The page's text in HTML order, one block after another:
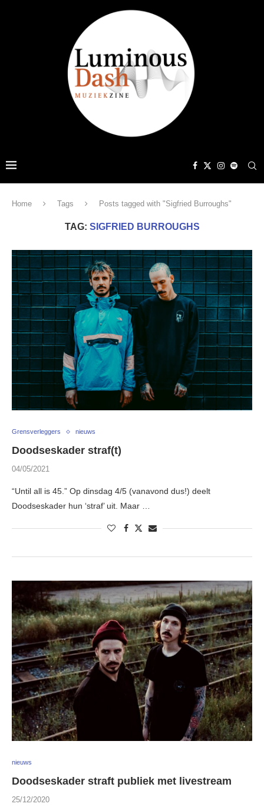
Home Tags Posts tagged with "Sigfried Burroughs"
TAG: SIGFRIED BURROUGHS
Grensverleggers nieuws
Doodseskader straf(t)
04/05/2021
“Until all is 45.” Op dinsdag 4/5 (vanavond dus!) deelt
Doodseskader hun ‘straf’ uit. Maar …
nieuws
Doodseskader straft publiek met livestream
25/12/2020